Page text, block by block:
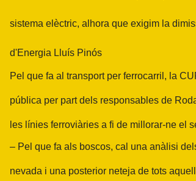
sistema elèctric, alhora que exigim la
d'Energia Lluís Pinós
Pel que fa al transport per ferrocarril, la
pública per part dels responsables de
les línies ferroviàries a fi de millorar-ne el
– Pel que fa als boscos, cal una anàlisi
nevada i una posterior neteja de tots